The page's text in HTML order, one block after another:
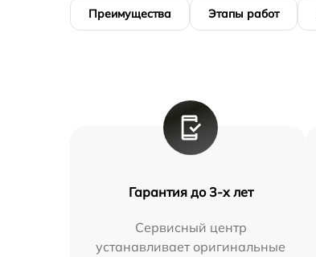
Преимущества Этапы работ
Гарантия до 3-х лет
Сервисный центр
устанавливает оригинальные